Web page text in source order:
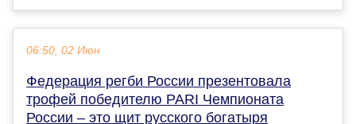
06:50, 02 Июн
Федерация регби России презентовала
трофей победителю PARI Чемпионата
России – это щит русского богатыря